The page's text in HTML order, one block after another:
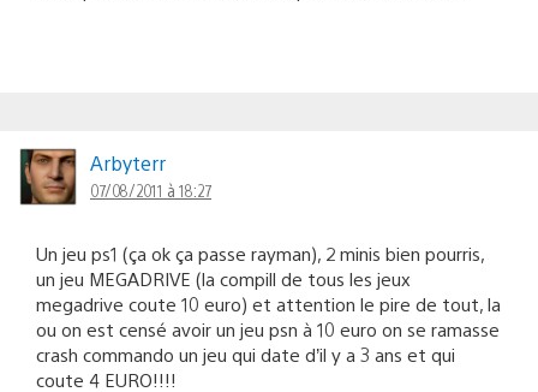
Arbyterr
07/08/2011 à 18:27
Un jeu ps1 (ça ok ça passe rayman), 2 minis bien pourris,
un jeu MEGADRIVE (la compill de tous les jeux
megadrive coute 10 euro) et attention le pire de tout, la
ou on est censé avoir un jeu psn à 10 euro on se ramasse
crash commando un jeu qui date d’il y a 3 ans et qui
coute 4 EURO!!!!